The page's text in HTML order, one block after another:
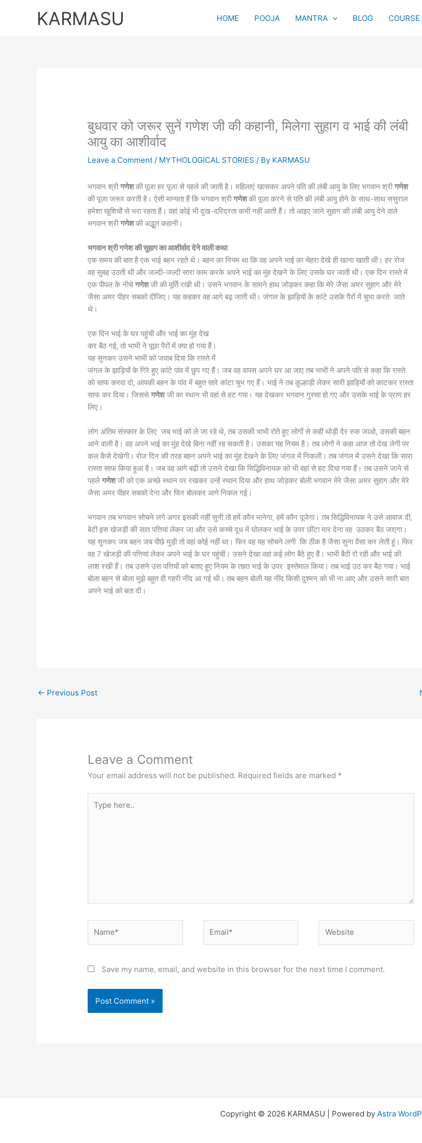
KARMASU HOME POOJA MANTRA BLOG COURSE
बुधवार को जरूर सुनें गणेश जी की कहानी, म‍िलेगा सुहाग व भाई की लंबी
आयु का आशीर्वाद
Leave a Comment / MYTHOLOGICAL STORIES / By KARMASU
भगवान श्रीगणेशकी पूजा हर पूजा से पहले की जाती है। महिलाएं खासकर अपने पति की लंबी आयु के लिए भगवान श्रीगणेश
की पूजा जरूर करती है। ऐसी मान्यता हैं कि भगवान श्रीगणेशकी पूजा करने से पति की लंबी आयु होने के साथ-साथ ससुराल
हमेशा खुशियों से भरा रहता हैं। वहां कोई भी दुख-दरिद्रता कभी नहीं आती हैं। तो आइए जाने सुहाग की लंबी आयु देने वाले
भगवान श्रीगणेशकी अद्भुत कहानी।
भगवान श्री गणेश की सुहाग का आशीर्वाद देने वाली कथा
एक समय की बात है एक भाई बहन रहते थे। बहन का नियम था कि वह अपने भाई का चेहरा देखे ही खाना खाती थी। हर रोज
वह सुबह उठती थी और जल्दी-जल्दी सारा काम करके अपने भाई का मुंह देखने के लिए उसके घर जाती थी। एक दिन रास्ते में
एक पीपल के नीचेगणेशजी की मूर्ति रखी थी। उसने भगवान के सामने हाथ जोड़कर कहा कि मेरे जैसा अमर सुहाग और मेरे
जैसा अमर पीहर सबको दीजिए। यह कहकर वह आगे बढ़ जाती थी। जंगल के झाड़ियों के कांटे उसके पैरों में चुभा करते जाते
थे।
एक दिन भाई के घर पहुंची और भाई का मुंह देख
कर बैठ गई, तो भाभी ने पूछा पैरों में क्या हो गया हैं।
यह सुनकर उसने भाभी को जवाब दिया कि रास्ते में
जंगल के झाड़ियों के गिरे हुए कांटे पांव में छुप गए हैं। जब वह वापस अपने घर आ जाए तब भाभी ने अपने पति से कहा कि रास्ते
को साफ करवा दो, आपकी बहन के पांव में बहुत सारे कांटा चुभ गए हैं। भाई ने तब कुल्हाड़ी लेकर सारी झाड़ियों को काटकर रास्ता
साफ कर दिया। जिससेगणेशजी का स्थान भी वहां से हट गया। यह देखकर भगवान गुस्सा हो गए और उसके भाई के प्राण हर
लिए।
लोग अंतिम संस्कार के लिए जब भाई को ले जा रहे थे, तब उसकी भाभी रोते हुए लोगों से कहीं थोड़ी देर रुक जाओ, उसकी बहन
आने वाली है। वह अपने भाई का मुंह देखे बिना नहीं रह सकती है। उसका यह नियम है। तब लोगों ने कहा आज तो देख लेगी पर
कल कैसे देखेगी। रोज दिन की तरह बहन अपने भाई का मुंह देखने के लिए जंगल में निकली। तब जंगल में उसने देखा कि सारा
रास्ता साफ किया हुआ है। जब वह आगे बढ़ी तो उसने देखा कि सिद्धिविनायक को भी वहां से हट दिया गया हैं। तब उसने जाने से
पहलेगणेशजी को एक अच्छे स्थान पर रखकर उन्हें स्थान दिया और हाथ जोड़कर बोली भगवान मेरे जैसा अमर सुहाग और मेरे
जैसा अमर पीहर सबको देना और फिर बोलकर आगे निकल गई।
भगवान तब भगवान सोचने लगे अगर इसकी नहीं सुनी तो हमें कौन मानेगा, हमें कौन पूजेगा। तब सिद्धिविनायक ने उसे आवाज दी,
बेटी इस खेजड़ी की सात पत्तियां लेकर जा और उसे कच्चे दूध में घोलकर भाई के उपर छींटा मार देना वह उठकर बैठ जाएगा।
यह सुनकर जब बहन जब पीछे मुड़ी तो वहां कोई नहीं था। फिर वह यह सोचने लगी कि ठीक है जैसा सुना वैसा कर लेती हूं। फिर
वह 7 खेजड़ी की पत्तियां लेकर अपने भाई के घर पहुंची। उसने देखा वहां कई लोग बैठे हुए हैं। भाभी बैठी रो रही और भाई की
लाश रखी हैं। तब उसने उस पत्तियों को बताए हुए नियम के तहत भाई के उपर इस्तेमाल किया। तब भाई उठ कर बैठ गया। भाई
बोला बहन से बोला मुझे बहुत ही गहरी नींद आ गई थी। तब बहन बोली यह नींद किसी दुश्मन को भी ना आए और उसने सारी बात
अपने भाई को बता दी।
← Previous Post
Leave a Comment
Your email address will not be published. Required fields are marked *
here..
Save my name, email, and website in this browser for the next time I comment.
Copyright © 2026 KARMASU | Powered by Astra